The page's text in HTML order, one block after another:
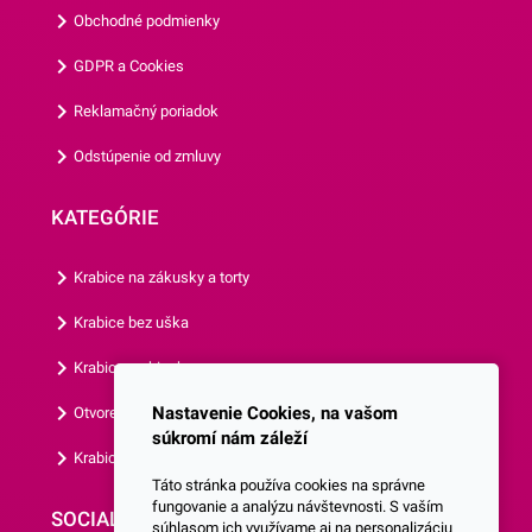
balenie obsahuje 8 kusov
prezrieť si aj ostatné párty
doplnky z našej ponuky.
Obchodné podmienky
GDPR a Cookies
Reklamačný poriadok
Odstúpenie od zmluvy
KATEGÓRIE
Krabice na zákusky a torty
Krabice bez uška
Krabice s okienkom
Otvorená krabica
Krabice s vlastným logom
SOCIALNE SIETE
Nastavenie Cookies, na vašom
súkromí nám záleží
Táto stránka používa cookies na správne
fungovanie a analýzu návštevnosti. S vaším
súhlasom ich využívame aj na personalizáciu